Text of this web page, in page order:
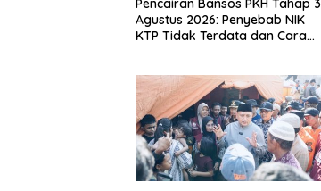
Pencairan Bansos PKH Tahap 3
Agustus 2026: Penyebab NIK
KTP Tidak Terdata dan Cara